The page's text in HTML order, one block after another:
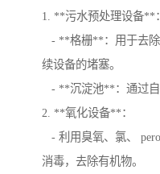
1. **污水预处理设备**：
- **格栅**：用于去除
续设备的堵塞。
- **沉淀池**：通过自
2. **氧化设备**：
- 利用臭氧、氯、
消毒，去除有机物。